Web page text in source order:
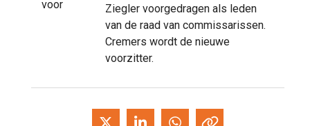
Ziegler voorgedragen als leden
van de raad van commissarissen.
Cremers wordt de nieuwe
voorzitter.